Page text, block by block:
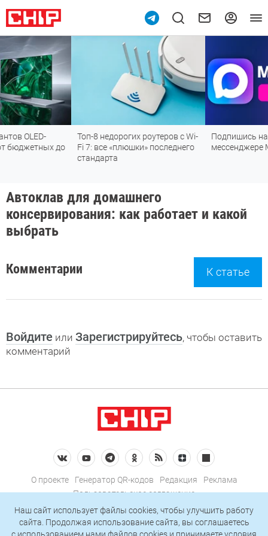
Топ-8 недорогих роутеров с Wi-
Fi 7: все «плюшки» последнего
Подпишись на наш канал в
мессенджере МАХ
Автоклав для домашнего
консервирования: как работает и какой
выбрать
Комментарии К статье
Войдите или Зарегистрируйтесь, чтобы оставить
комментарий
О проекте Генератор QR-кодов Редакция
Реклама
Пользовательское соглашение
Политика конфиденциальности
Подписаться на рассылку
Наш сайт использует файлы cookies, чтобы улучшить работу
сайта. Продолжая использование сайта, вы соглашаетесь